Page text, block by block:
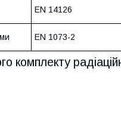
EN 14126
EN 1073-2
комплекту